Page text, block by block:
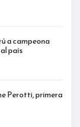
a campeona
país
Perotti, primera